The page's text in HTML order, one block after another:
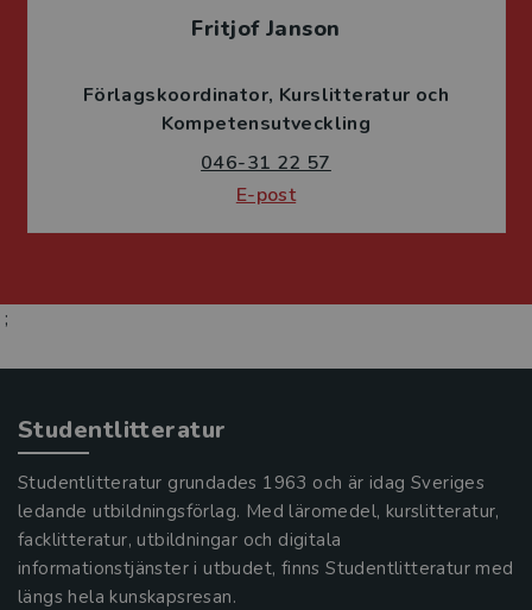
Fritjof Janson
Förlagskoordinator Kurslitteratur och
Kompetensutveckling
046-31 22 57
E-post
;
Studentlitteratur
Studentlitteratur grundades 1963 och är idag Sveriges
ledande utbildningsförlag. Med läromedel, kurslitteratur,
facklitteratur, utbildningar och digitala
informationstjänster i utbudet, finns Studentlitteratur med
längs hela kunskapsresan.